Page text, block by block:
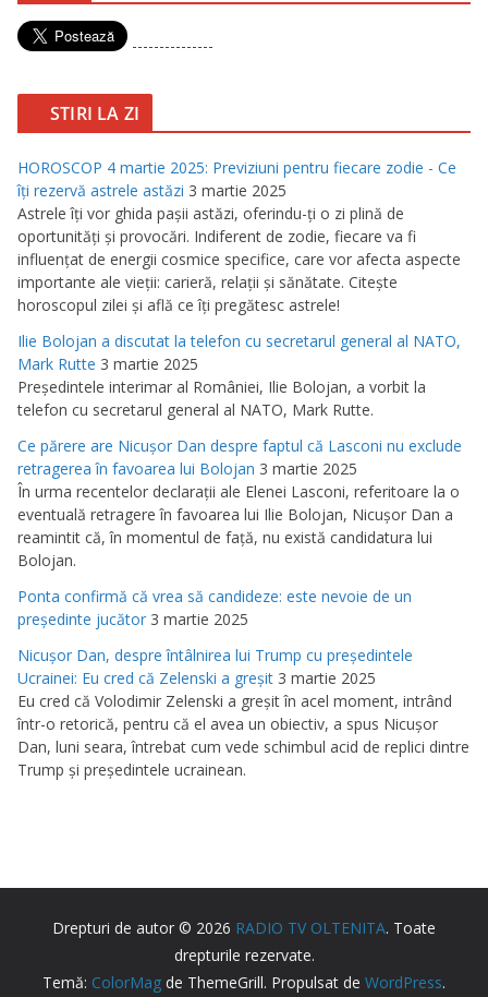
---------------
STIRI LA ZI
HOROSCOP 4 martie 2025: Previziuni pentru fiecare zodie - Ce
îţi rezervă astrele astăzi 3 martie 2025
Astrele îţi vor ghida paşii astăzi, oferindu-ţi o zi plină de
oportunităţi şi provocări. Indiferent de zodie, fiecare va fi
influenţat de energii cosmice specifice, care vor afecta aspecte
importante ale vieţii: carieră, relaţii şi sănătate. Citeşte
horoscopul zilei şi află ce îţi pregătesc astrele!
Ilie Bolojan a discutat la telefon cu secretarul general al NATO,
Mark Rutte 3 martie 2025
Preşedintele interimar al României, Ilie Bolojan, a vorbit la
telefon cu secretarul general al NATO, Mark Rutte.
Ce părere are Nicuşor Dan despre faptul că Lasconi nu exclude
retragerea în favoarea lui Bolojan 3 martie 2025
În urma recentelor declaraţii ale Elenei Lasconi, referitoare la o
eventuală retragere în favoarea lui Ilie Bolojan, Nicuşor Dan a
reamintit că, în momentul de faţă, nu există candidatura lui
Bolojan.
Ponta confirmă că vrea să candideze: este nevoie de un
preşedinte jucător 3 martie 2025
Nicuşor Dan, despre întâlnirea lui Trump cu preşedintele
Ucrainei: Eu cred că Zelenski a greşit 3 martie 2025
Eu cred că Volodimir Zelenski a greşit în acel moment, intrând
într-o retorică, pentru că el avea un obiectiv, a spus Nicuşor
Dan, luni seara, întrebat cum vede schimbul acid de replici dintre
Trump şi preşedintele ucrainean.
Drepturi de autor © 2026 RADIO TV OLTENITA. Toate
drepturile rezervate.
Temă: ColorMag de ThemeGrill. Propulsat de WordPress.